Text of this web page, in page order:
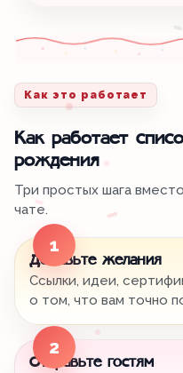
Как это работает
Как работает
рождения
Три простых шага
чате.
1
Добавьте желания
Ссылки, идеи,
о том, что вам точно
2
Отправьте гостям